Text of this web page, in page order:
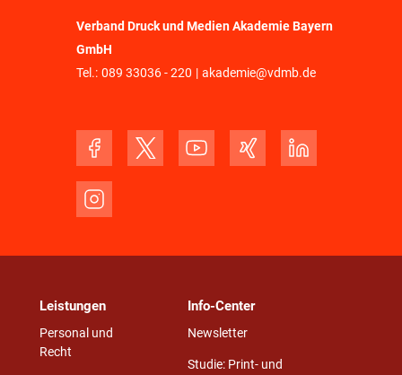
Verband Druck und Medien Akademie Bayern
GmbH
Tel.: 089 33036 - 220 | akademie@vdmb.de
Leistungen
Personal und
Recht
Info-Center
Newsletter
Studie: Print- und